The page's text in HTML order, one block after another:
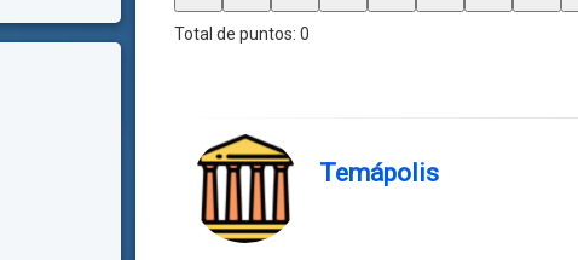
Total de puntos: 0
Temápolis